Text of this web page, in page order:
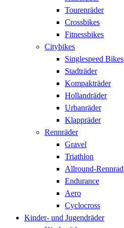
Tourenräder
Crossbikes
Fitnessbikes
Citybikes
Singlespeed Bikes
Stadträder
Kompakträder
Hollandräder
Urbanräder
Klappräder
Rennräder
Gravel
Triathlon
Allround-Rennrad
Endurance
Aero
Cyclocross
Kinder- und Jugendräder